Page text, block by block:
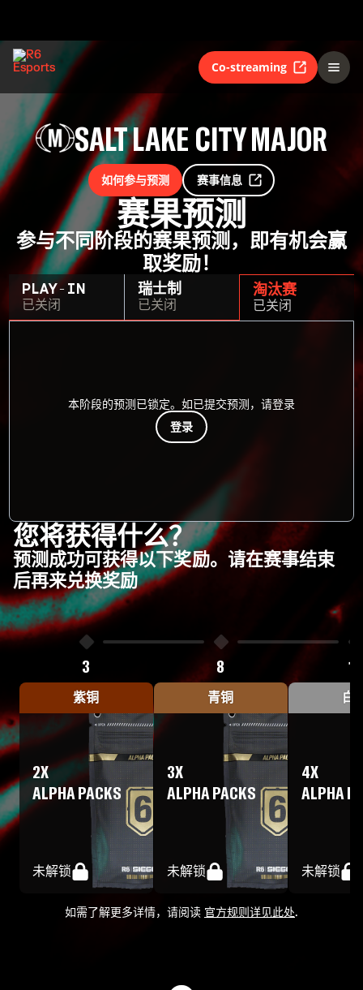
Co-streaming
SALT LAKE CITY MAJOR
如何参与预测 赛事信息
赛果预测
参与不同阶段的赛果预测，即有机会赢
取奖励！
PLAY-IN
已关闭
瑞士制
已关闭
淘汰赛
已关闭
本阶段的预测已锁定。如已提交预测，请登录
登录
您将获得什么？
预测成功可获得以下奖励。请在赛事结束
后再来兑换奖励
3
紫铜
2X
ALPHA PACKS
未解锁
8
青铜
3X
ALPHA PACKS
未解锁
12
白
4X
ALPHA
未解锁
如需了解更多详情，请阅读 官方规则详见此处.